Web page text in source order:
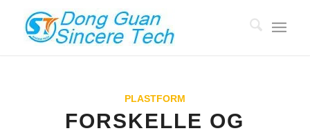
PLASTFORM
FORSKELLE OG